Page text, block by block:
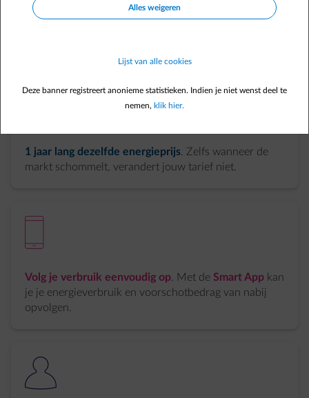
1 jaar lang dezelfde energieprijs . Zelfs wanneer de
markt schommelt, verandert jouw tarief niet.
Volg je verbruik eenvoudig op . Met de Smart App kan
je je energieverbruik en voorschotbedrag van nabij
opvolgen.
element-users-1
Alles weigeren
Lijst van alle cookies
Deze banner registreert anonieme statistieken. Indien je niet wenst deel te
nemen, klik hier.